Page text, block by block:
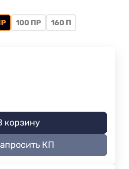
100 ПР 160 П
корзину
КП